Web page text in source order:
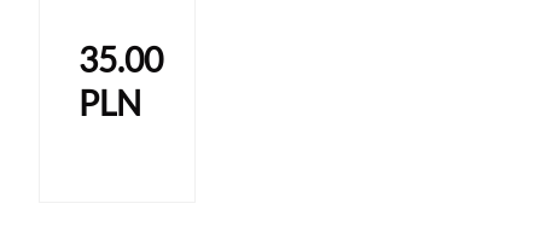
35.00
PLN